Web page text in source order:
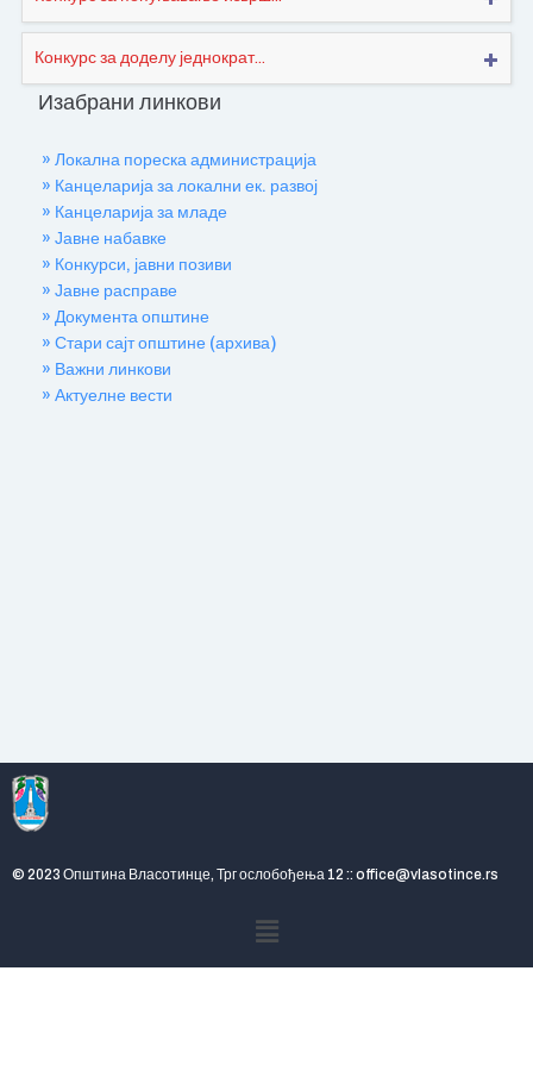
Конкурс за доделу једнократ...
Изабрани линкови
» Локална пореска администрација
» Канцеларија за локални ек. развој
» Канцеларија за младе
» Јавне набавке
» Конкурси, јавни позиви
» Јавне расправе
» Документа општине
» Стари сајт општине (архива)
» Важни линкови
» Актуелне вести
© 2023 Општина Власотинце, Трг ослобођења 12 :: office@vlasotince.rs